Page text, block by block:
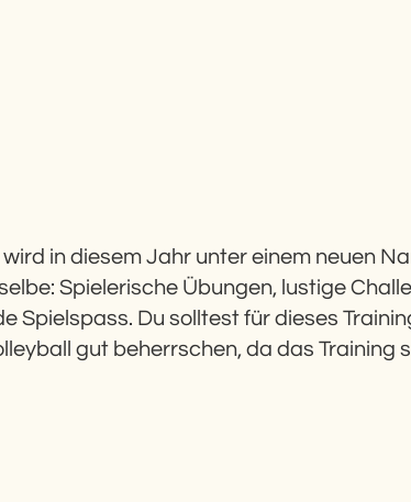
in diesem Jahr unter einem neuen
Spielerische Übungen, lustige
Spielspass. Du solltest für dieses
gut beherrschen, da das Training